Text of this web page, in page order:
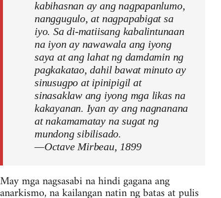
kabihasnan ay ang nagpapanlumo,
nanggugulo, at nagpapabigat sa
iyo. Sa di-matiisang kabalintunaan
na iyon ay nawawala ang iyong
saya at ang lahat ng damdamin ng
pagkakatao, dahil bawat minuto ay
sinusugpo at ipinipigil at
sinasaklaw ang iyong mga likas na
kakayanan. Iyan ay ang nagnanana
at nakamamatay na sugat ng
mundong sibilisado.
—Octave Mirbeau, 1899
May mga nagsasabi na hindi gagana ang
anarkismo, na kailangan natin ng batas at pulis